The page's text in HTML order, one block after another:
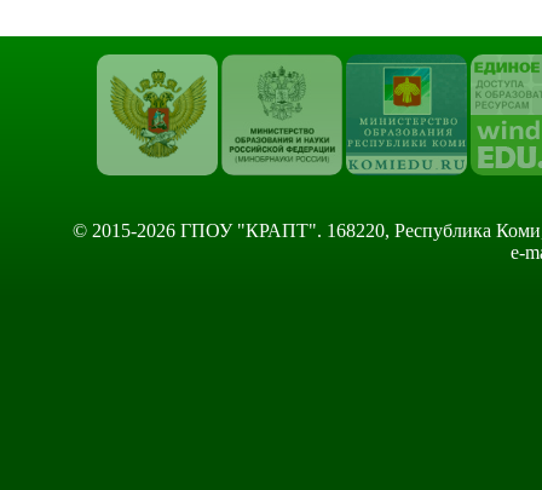
© 2015-2026 ГПОУ "КРАПТ". 168220, Республика Коми,
e-